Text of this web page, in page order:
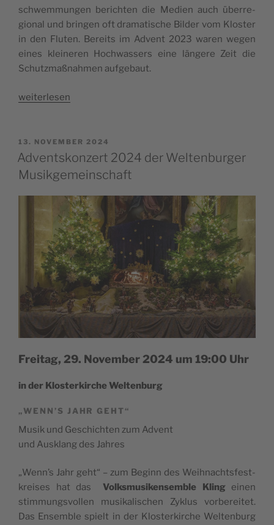
schwem­mun­gen berich­ten die Medi­en auch über­re­
gio­nal und brin­gen oft dra­ma­ti­sche Bil­der vom Klos­ter
in den Flu­ten. Bereits im Advent 2023 waren wegen
eines klei­ne­ren Hoch­was­sers eine län­ge­re Zeit die
Schutz­maß­nah­men auf­ge­baut.
„Jah­
richt
2024“
wei­ter­le­sen
VERÖFFENTLICHT
AM
13. NOVEMBER 2024
Adventskonzert 2024 der Weltenburger
Musikgemeinschaft
Freitag, 29. November 2024 um 19:00 Uhr
in der Klos­ter­kir­che Weltenburg
„WENN’S JAHR GEHT“
Musik und Geschich­ten zum Advent
und Aus­klang des Jahres
„Wenn’s Jahr geht“ – zum Beginn des Weih­nachts­fest­
krei­ses hat das Volks­mu­sik­ensem­ble Kling einen
stim­mungs­vol­len musi­ka­li­schen Zyklus vor­be­rei­tet.
Das Ensem­ble spielt in der Klos­ter­kir­che Wel­ten­burg